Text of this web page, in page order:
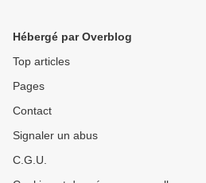
Hébergé par Overblog
Top articles
Pages
Contact
Signaler un abus
C.G.U.